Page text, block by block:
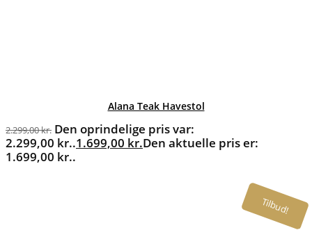
Alana Teak Havestol
2.299,00kr. Den oprindelige pris var:
2.299,00 kr..1.699,00 kr.Den aktuelle pris er:
1.699,00 kr..
Tilbud!